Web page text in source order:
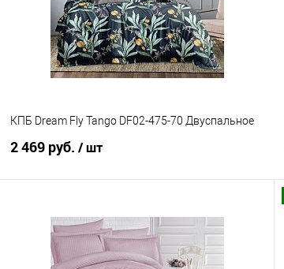
В избранное
В наличии
КПБ Dream Fly Tango DF02-475-70 Двуспальное
2 469 руб. / шт
Купить в 1 клик
Сравнение